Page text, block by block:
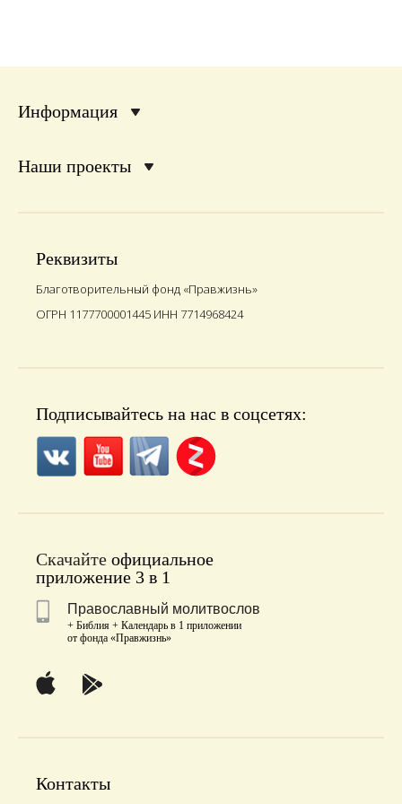
Информация
Наши проекты
Реквизиты
Благотворительный фонд «Правжизнь»
ОГРН 1177700001445 ИНН 7714968424
Подписывайтесь на нас в соцсетях:
Скачайте официальное
приложение 3 в 1
Православный молитвослов
+ Библия + Календарь в 1 приложении
от фонда «Правжизнь»
Контакты